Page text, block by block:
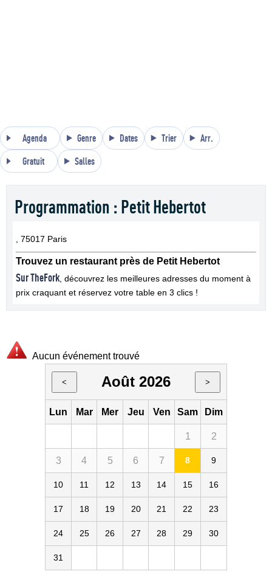
Agenda Genre Dates Trier Arr.
Gratuit Salles
Programmation : Petit Hebertot
, 75017 Paris
Trouvez un restaurant près de Petit Hebertot
Sur TheFork , découvrez les meilleures adresses du moment à
prix craquant et réservez votre table en 3 clics !
Aucun événement trouvé
< Août 2026 >
Lun Mar Mer Jeu Ven Sam Dim
1 2
3 4 5 6 7 8 9
10 11 12 13 14 15 16
17 18 19 20 21 22 23
24 25 26 27 28 29 30
31